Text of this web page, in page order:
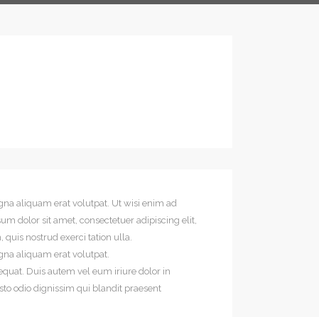
aliquam erat volutpat. Ut wisi enim ad
dolor sit amet, consectetuer adipiscing elit,
nostrud exerci tation ulla.
aliquam erat volutpat.
Duis autem vel eum iriure dolor in
odio dignissim qui blandit praesent